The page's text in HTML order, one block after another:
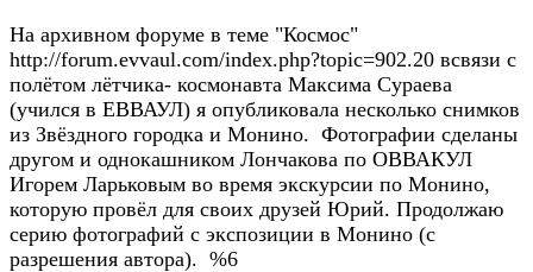
На архивном форуме в теме "Космос"
http://forum.evvaul.com/index.php?topic=902.20 всвязи с
полётом лётчика- космонавта Максима Сураева
(учился в ЕВВАУЛ) я опубликовала несколько снимков
из Звёздного городка и Монино. Фотографии сделаны
другом и однокашником Лончакова по ОВВАКУЛ
Игорем Ларьковым во время экскурсии по Монино,
которую провёл для своих друзей Юрий. Продолжаю
серию фотографий с экспозиции в Монино (с
разрешения автора). %6